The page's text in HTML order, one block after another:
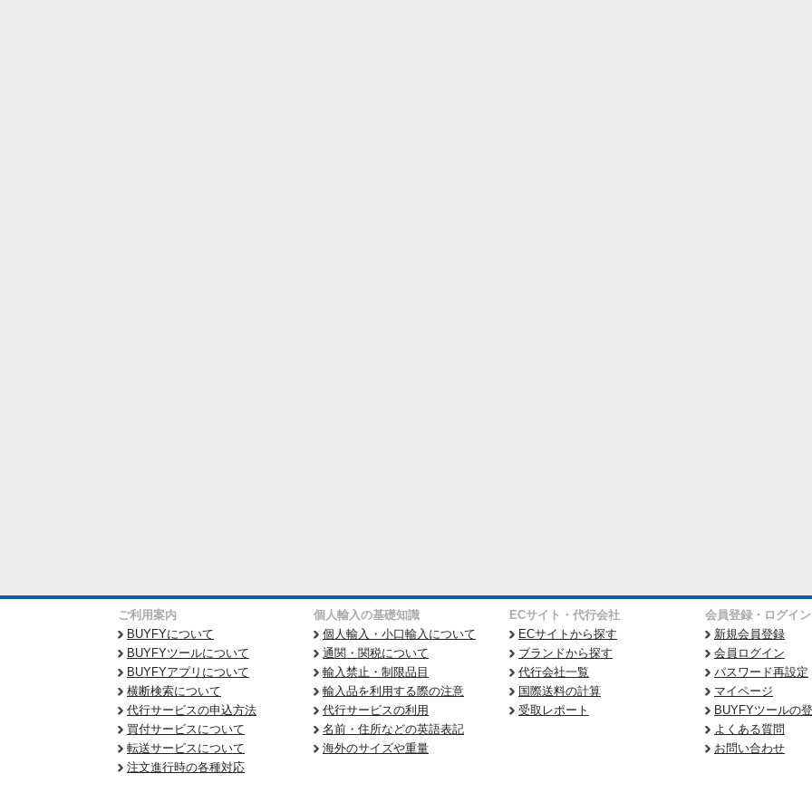
ご利用案内
BUYFYについて
BUYFYツールについて
BUYFYアプリについて
横断検索について
代行サービスの申込方法
買付サービスについて
転送サービスについて
注文進行時の各種対応
個人輸入の基礎知識
個人輸入・小口輸入について
通関・関税について
輸入禁止・制限品目
輸入品を利用する際の注意
代行サービスの利用
名前・住所などの英語表記
海外のサイズや重量
ECサイト・代行会社
ECサイトから探す
ブランドから探す
代行会社一覧
国際送料の計算
受取レポート
会員登録・ログイン
新規会員登録
会員ログイン
パスワード再設定
マイページ
BUYFYツールの
よくある質問
お問い合わせ